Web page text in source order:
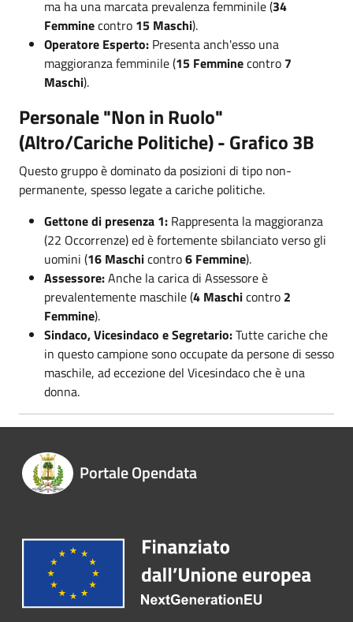
ma ha una marcata prevalenza femminile (34
Femminecontro 15 Maschi).
Operatore Esperto: Presenta anch'esso una
maggioranza femminile (15 Femminecontro 7
Maschi).
Personale "Non in Ruolo"
(Altro/Cariche Politiche) - Grafico 3B
Questo gruppo è dominato da posizioni di tipo non-
permanente, spesso legate a cariche politiche.
Gettone di presenza 1: Rappresenta la maggioranza
(22 Occorrenze) ed è fortemente sbilanciato verso gli
uomini (16 Maschicontro6 Femmine).
Assessore:Anche la carica di Assessore è
prevalentemente maschile (4 Maschicontro 2
Femmine).
Sindaco, Vicesindaco e Segretario:Tutte cariche che
in questo campione sono occupate da persone di sesso
maschile, ad eccezione del Vicesindaco che è una
donna.
Portale Opendata